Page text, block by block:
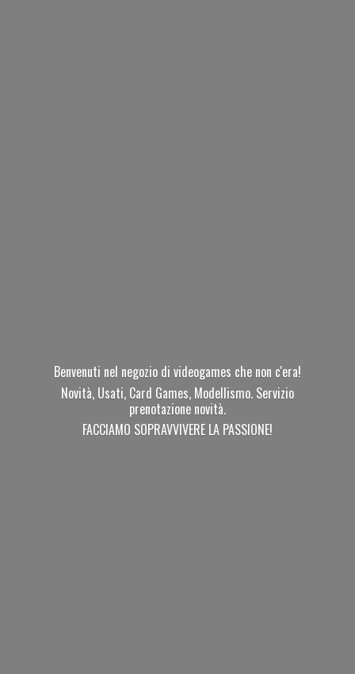
Benvenuti nel negozio di videogames che non c'era!
Novità, Usati, Card Games, Modellismo. Servizio
prenotazione novità.
FACCIAMO SOPRAVVIVERE LA PASSIONE!